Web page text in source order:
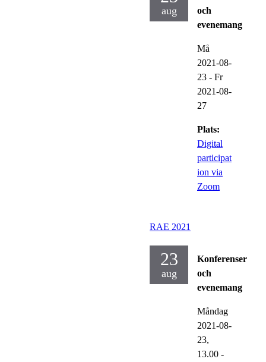
aug
och
evenemang
Må
2021-08-
23 - Fr
2021-08-
27
Plats:
Digital
participat
ion via
Zoom
RAE 2021
23
aug
Konferenser
och
evenemang
Måndag
2021-08-
23,
13.00 -